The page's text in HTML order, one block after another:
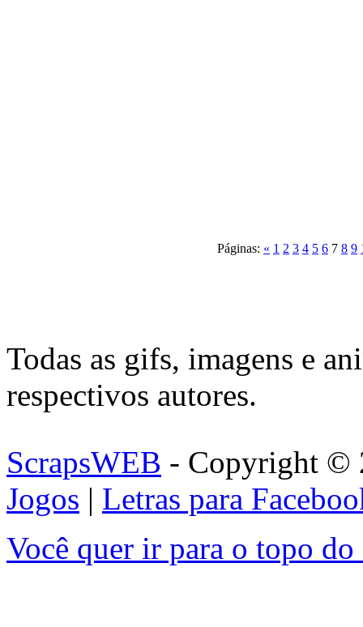
Páginas: « 1 2 3 4 5 6 7 8 9
Todas as gifs, imagens e
respectivos autores.
ScrapsWEB - Copyright ©
Jogos | Letras para
Você quer ir para o topo do